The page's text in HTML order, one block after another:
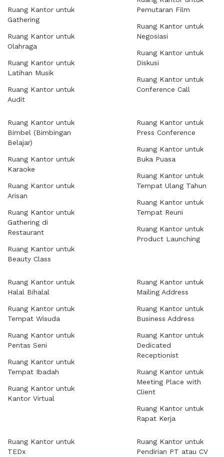
Ruang Kantor untuk
Gathering
Ruang Kantor untuk
Olahraga
Ruang Kantor untuk
Latihan Musik
Ruang Kantor untuk
Audit
Pemutaran Film
Ruang Kantor untuk
Negosiasi
Ruang Kantor untuk
Diskusi
Ruang Kantor untuk
Conference Call
Ruang Kantor untuk
Bimbel (Bimbingan
Belajar)
Ruang Kantor untuk
Karaoke
Ruang Kantor untuk
Arisan
Ruang Kantor untuk
Gathering di
Restaurant
Ruang Kantor untuk
Beauty Class
Ruang Kantor untuk
Press Conference
Ruang Kantor untuk
Buka Puasa
Ruang Kantor untuk
Tempat Ulang Tahun
Ruang Kantor untuk
Tempat Reuni
Ruang Kantor untuk
Product Launching
Ruang Kantor untuk
Halal Bihalal
Ruang Kantor untuk
Tempat Wisuda
Ruang Kantor untuk
Pentas Seni
Ruang Kantor untuk
Tempat Ibadah
Ruang Kantor untuk
Kantor Virtual
Ruang Kantor untuk
Mailing Address
Ruang Kantor untuk
Business Address
Ruang Kantor untuk
Dedicated
Receptionist
Ruang Kantor untuk
Meeting Place with
Client
Ruang Kantor untuk
Rapat Kerja
Ruang Kantor untuk
TEDx
Ruang Kantor untuk
Pendirian PT atau CV